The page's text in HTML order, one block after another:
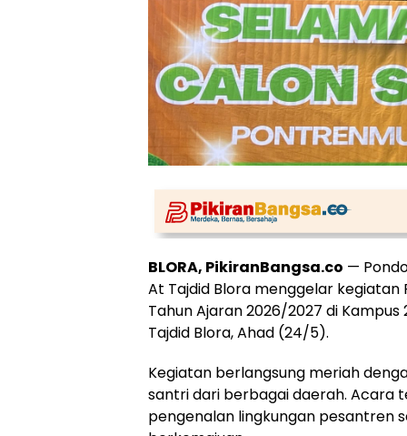
BLORA, PikiranBangsa.co —
At Tajdid Blora menggelar kegiatan
Tahun Ajaran 2026/2027 di
Tajdid Blora, Ahad (24/5).
Kegiatan berlangsung meriah
santri dari berbagai daerah. Acara
pengenalan lingkungan pesantren